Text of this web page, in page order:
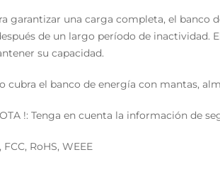
garantizar una carga completa, el banco
de un largo período de inactividad.
su capacidad.
cubra el banco de energía con mantas,
!: Tenga en cuenta la información de
FCC, RoHS, WEEE